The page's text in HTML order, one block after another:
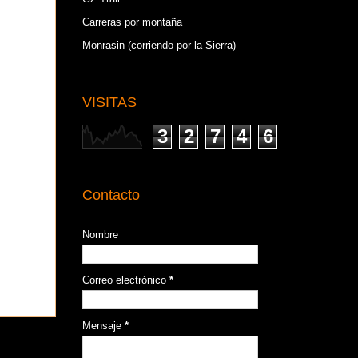
Carreras por montaña
Monrasin (corriendo por la Sierra)
VISITAS
3 2 7 4 6
Contacto
Nombre
Correo electrónico *
Mensaje *